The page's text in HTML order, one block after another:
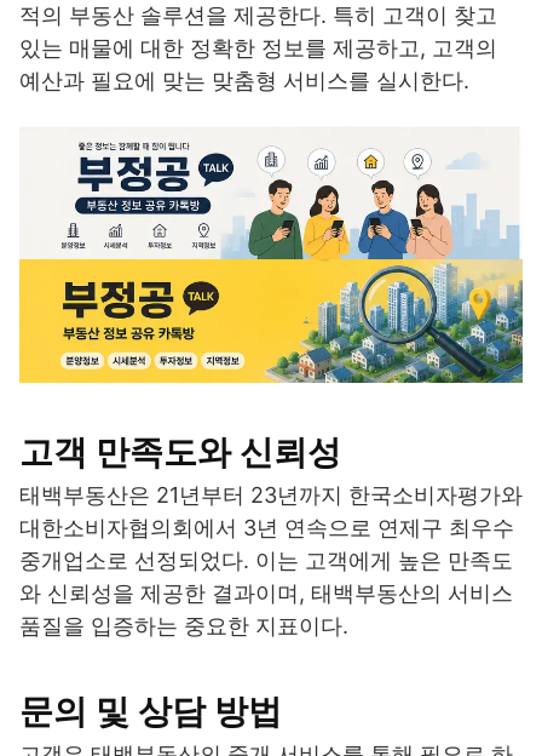
적의 부동산 솔루션을 제공한다. 특히 고객이 찾고
있는 매물에 대한 정확한 정보를 제공하고, 고객의
예산과 필요에 맞는 맞춤형 서비스를 실시한다.
고객 만족도와 신뢰성
태백부동산은 21년부터 23년까지 한국소비자평가와
대한소비자협의회에서 3년 연속으로 연제구 최우수
중개업소로 선정되었다. 이는 고객에게 높은 만족도
와 신뢰성을 제공한 결과이며, 태백부동산의 서비스
품질을 입증하는 중요한 지표이다.
문의 및 상담 방법